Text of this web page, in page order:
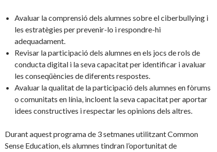
Avaluar la comprensió dels alumnes sobre el ciberbullying i
les estratègies per prevenir-lo i respondre-hi
adequadament.
Revisar la participació dels alumnes en els jocs de rols de
conducta digital i la seva capacitat per identificar i avaluar
les conseqüències de diferents respostes.
Avaluar la qualitat de la participació dels alumnes en fòrums
o comunitats en línia, incloent la seva capacitat per aportar
idees constructives i respectar les opinions dels altres.
Durant aquest programa de 3 setmanes utilitzant Common
Sense Education, els alumnes tindran l’oportunitat de